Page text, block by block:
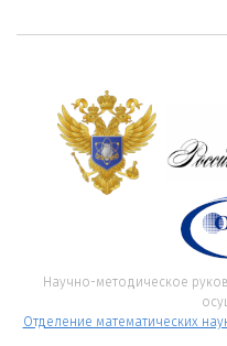
Научно-методическое
Отделение математических